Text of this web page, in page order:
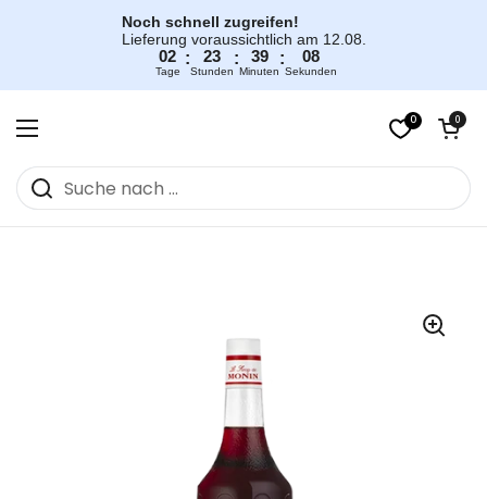
Noch schnell zugreifen!
Lieferung voraussichtlich am 12.08.
02
Tage
: 23
Stunden
: 39
Minuten
: 08
Sekunden
Menü öffnen
0Warenkorb
0